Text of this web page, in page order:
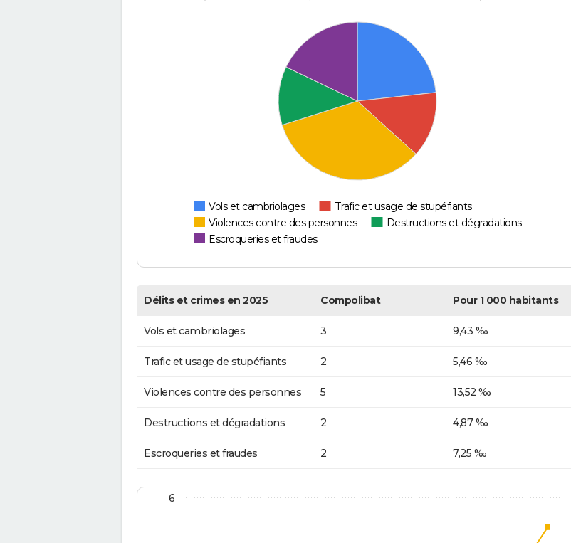
Vols et cambriolages
Trafic et usage de stupéfiants
Violences contre des personnes
Destructions et dégradations
Escroqueries et fraudes
Délits et crimes en 2025 Compolibat Pour 1 000 habitants
Vols et cambriolages 3 9,43 ‰
Trafic et usage de stupéfiants 2 5,46 ‰
Violences contre des personnes 5 13,52 ‰
Destructions et dégradations 2 4,87 ‰
Escroqueries et fraudes 2 7,25 ‰
6